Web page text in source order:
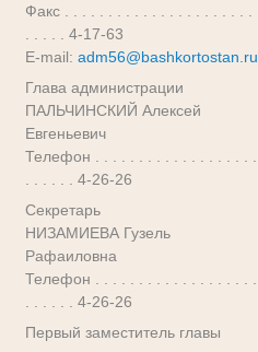
Факс . . . . . . . . . . . . . . . . . . . . . .
. . . . . 4-17-63
E-mail:adm56@bashkortostan.ru
Глава администрации
ПАЛЬЧИНСКИЙ Алексей
Евгеньевич
Телефон . . . . . . . . . . . . . . . . . . .
. . . . . . 4-26-26
Секретарь
НИЗАМИЕВА Гузель
Рафаиловна
Телефон . . . . . . . . . . . . . . . . . . .
. . . . . . 4-26-26
Первый заместитель главы